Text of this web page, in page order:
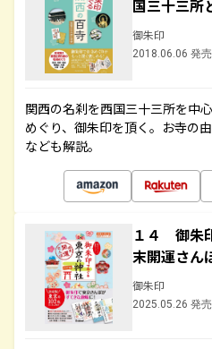
国三十三所
御朱印
2018.06.06 発売
関西の名刹を西国三十三所を中
めぐり、御朱印を頂く。お寺の
なども解説。
１４ 御朱
末開運さ
御朱印
2025.05.26 発売